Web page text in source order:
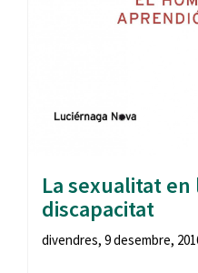
La sexualitat
discapacitat
divendres, 9 desembre,